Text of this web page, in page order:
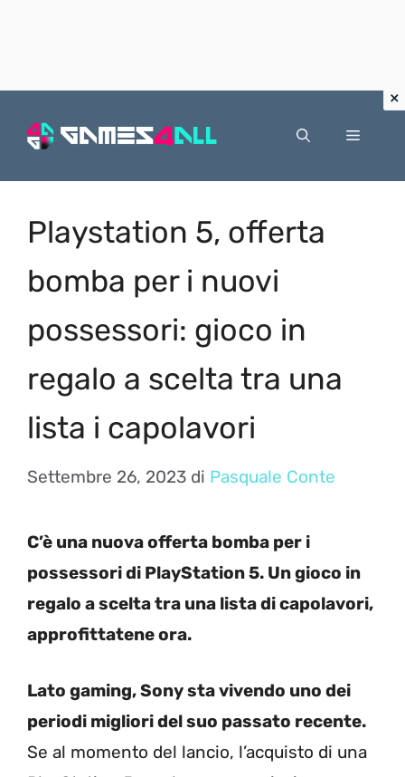
Menu
Playstation 5, offerta
bomba per i nuovi
possessori: gioco in
regalo a scelta tra una
lista i capolavori
Settembre 26, 2023 di Pasquale Conte
C’è una nuova offerta bomba per i
possessori di PlayStation 5. Un gioco in
regalo a scelta tra una lista di capolavori,
approfittatene ora.
Lato gaming, Sony sta vivendo uno dei
periodi migliori del suo passato recente.
Se al momento del lancio, l’acquisto di una